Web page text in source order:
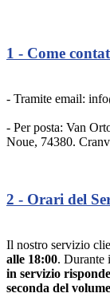
1 - Come
- Tramite email:
- Per posta: Van
Noue, 74380.
2 - Orari del
Il nostro servizio
alle 18:00. Durante
in servizio
seconda del